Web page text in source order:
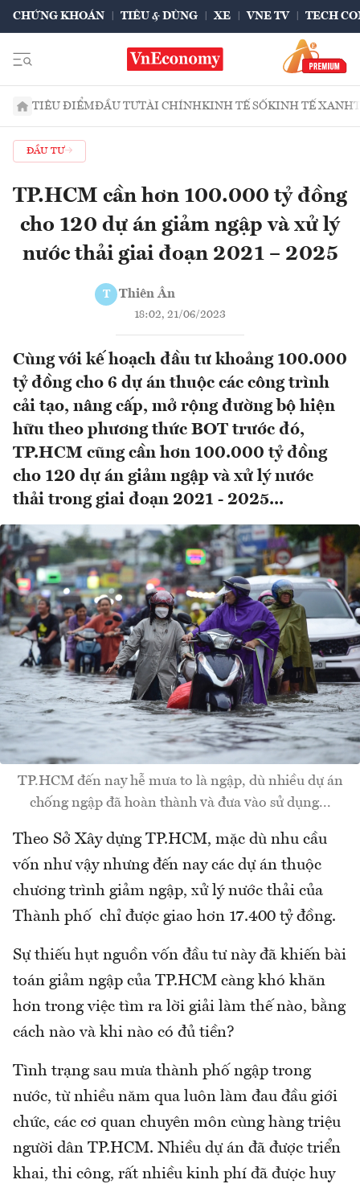
CHỨNG KHOÁN TIÊU & DÙNG XE VNE TV TECH
TIÊU ĐIỂMĐẦU TƯTÀI CHÍNHKINH TẾ SỐKINH TẾ XANH
ĐẦU TƯ
TP.HCM cần hơn 100.000 tỷ đồng
cho 120 dự án giảm ngập và xử lý
nước thải giai đoạn 2021 – 2025
T Thiên Ân
18:02, 21/06/2023
Cùng với kế hoạch đầu tư khoảng 100.000
tỷ đồng cho 6 dự án thuộc các công trình
cải tạo, nâng cấp, mở rộng đường bộ hiện
hữu theo phương thức BOT trước đó,
TP.HCM cũng cần hơn 100.000 tỷ đồng
cho 120 dự án giảm ngập và xử lý nước
thải trong giai đoạn 2021 - 2025...
TP.HCM đến nay hễ mưa to là ngập, dù nhiều dự án
chống ngập đã hoàn thành và đưa vào sử dụng...
Theo Sở Xây dựng TP.HCM, mặc dù nhu cầu
vốn như vậy nhưng đến nay các dự án thuộc
chương trình giảm ngập, xử lý nước thải của
Thành phố chỉ được giao hơn 17.400 tỷ đồng.
Sự thiếu hụt nguồn vốn đầu tư này đã khiến bài
toán giảm ngập của TP.HCM càng khó khăn
hơn trong việc tìm ra lời giải làm thế nào, bằng
cách nào và khi nào có đủ tiền?
Tình trạng sau mưa thành phố ngập trong
nước, từ nhiều năm qua luôn làm đau đầu giới
chức, các cơ quan chuyên môn cùng hàng triệu
người dân TP.HCM. Nhiều dự án đã được triển
khai, thi công, rất nhiều kinh phí đã được huy